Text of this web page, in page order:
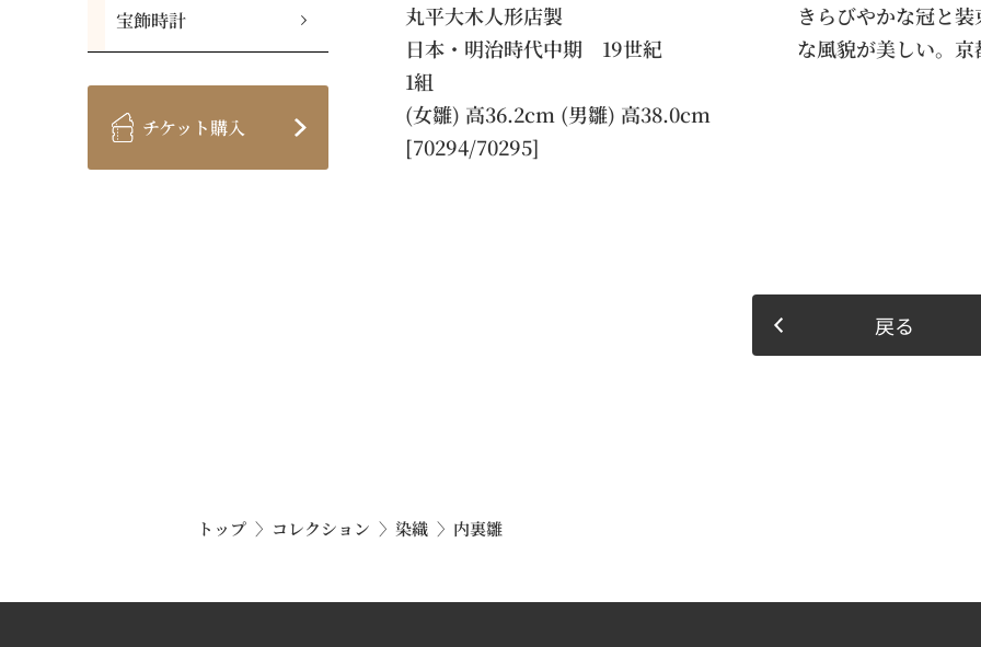
宝飾時計
チケット購入
丸平大木人形店製
日本・明治時代中期 19世紀
1組
(女雛) 高36.2cm (男雛) 高38.0cm
[70294/70295]
きらびやかな冠と
な風貌が美しい。
戻る
トップ コレクション 染織 内裏雛